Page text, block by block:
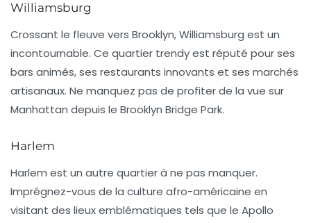
Williamsburg
Crossant le fleuve vers Brooklyn,Williamsburg est un
incontournable. Ce quartier trendy est réputé pour ses
bars animés, ses restaurants innovants et ses marchés
artisanaux. Ne manquez pas de profiter de la vue sur
Manhattan depuis le Brooklyn Bridge Park.
Harlem
Harlem est un autre quartier à ne pas manquer.
Imprégnez-vous de la culture afro-américaine en
visitant des lieux emblématiques tels que le Apollo